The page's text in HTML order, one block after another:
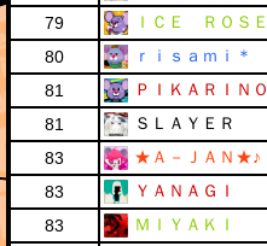
79
ＩＣＥ ＲＯＳＥ
80
ｒｉｓａｍｉ＊
81
ＰＩＫＡＲＩＮＯ
81
ＳＬＡＹＥＲ
83
★Ａ－ＪＡＮ★♪
83
ＹＡＮＡＧＩ
83
ＭＩＹＡＫＩ